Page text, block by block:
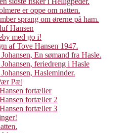
er oppe om natten.
sprang om ørerne på ham.
Hansen
med go i!
af Tove Hansen 1947.
En sømand fra Hasle.
feriedreng i Hasle
Hasleminder.
Pæj
fortæller
fortæller 2
fortæller 3